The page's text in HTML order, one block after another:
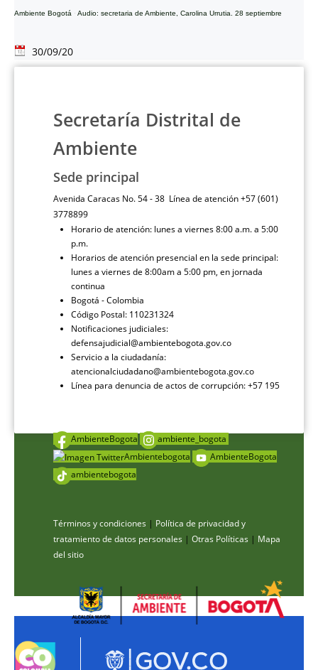
Ambiente Bogotá · Audio: secretaria de Ambiente, Carolina Urrutia. 28 septiembre
30/09/20
Secretaría Distrital de
Ambiente
Sede principal
Avenida Caracas No. 54 - 38 Línea de atención +57 (601)
3778899
Horario de atención: lunes a viernes 8:00 a.m. a 5:00
p.m.
Horarios de atención presencial en la sede principal:
lunes a viernes de 8:00am a 5:00 pm, en jornada
continua
Bogotá - Colombia
Código Postal: 110231324
Notificaciones judiciales:
defensajudicial@ambientebogota.gov.co
Servicio a la ciudadanía:
atencionalciudadano@ambientebogota.gov.co
Línea para denuncia de actos de corrupción: +57 195
AmbienteBogota
ambiente_bogota
Ambientebogota
AmbienteBogota
ambientebogota
Términos y condiciones | Política de privacidad y
tratamiento de datos personales | Otras Políticas | Mapa
del sitio